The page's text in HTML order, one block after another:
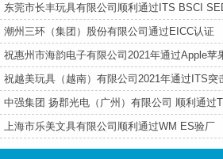
东莞市长丰玩具有限公司顺利通过ITS BSCI
潮州三环（集团）股份有限公司通过EICC认证
祝惠州市海韵电子有限公司2021年通过Apple苹
祝越美玩具（越南）有限公司2021年通过ITS突
中强集团 扬郡光电（广州）有限公司 顺利通过
好成绩！
上海市乐美文具有限公司顺利通过WM ES验厂